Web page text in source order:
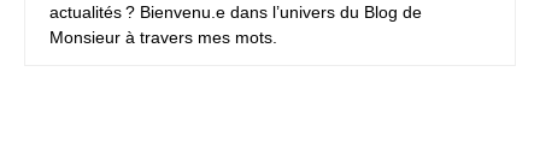
actualités ? Bienvenu.e dans l’univers du Blog de
Monsieur à travers mes mots.